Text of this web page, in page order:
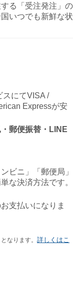
る「受注発注」の
いつでも新鮮な状
スにてVISA /
Expressが安
郵便振替・LINE
ビニ」「郵便局」
な決済方法です。
支払いになりま
なります。 詳しくはこ